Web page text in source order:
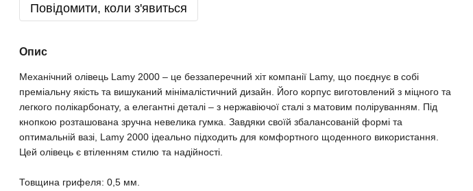
Повідомити, коли з'явиться
Опис
Механічний олівець Lamy 2000 – це беззаперечний хіт компанії Lamy, що поєднує в собі
преміальну якість та вишуканий мінімалістичний дизайн. Його корпус виготовлений з міцного та
легкого полікарбонату, а елегантні деталі – з нержавіючої сталі з матовим поліруванням. Під
кнопкою розташована зручна невелика гумка. Завдяки своїй збалансованій формі та
оптимальній вазі, Lamy 2000 ідеально підходить для комфортного щоденного використання.
Цей олівець є втіленням стилю та надійності.
Товщина грифеля: 0,5 мм.